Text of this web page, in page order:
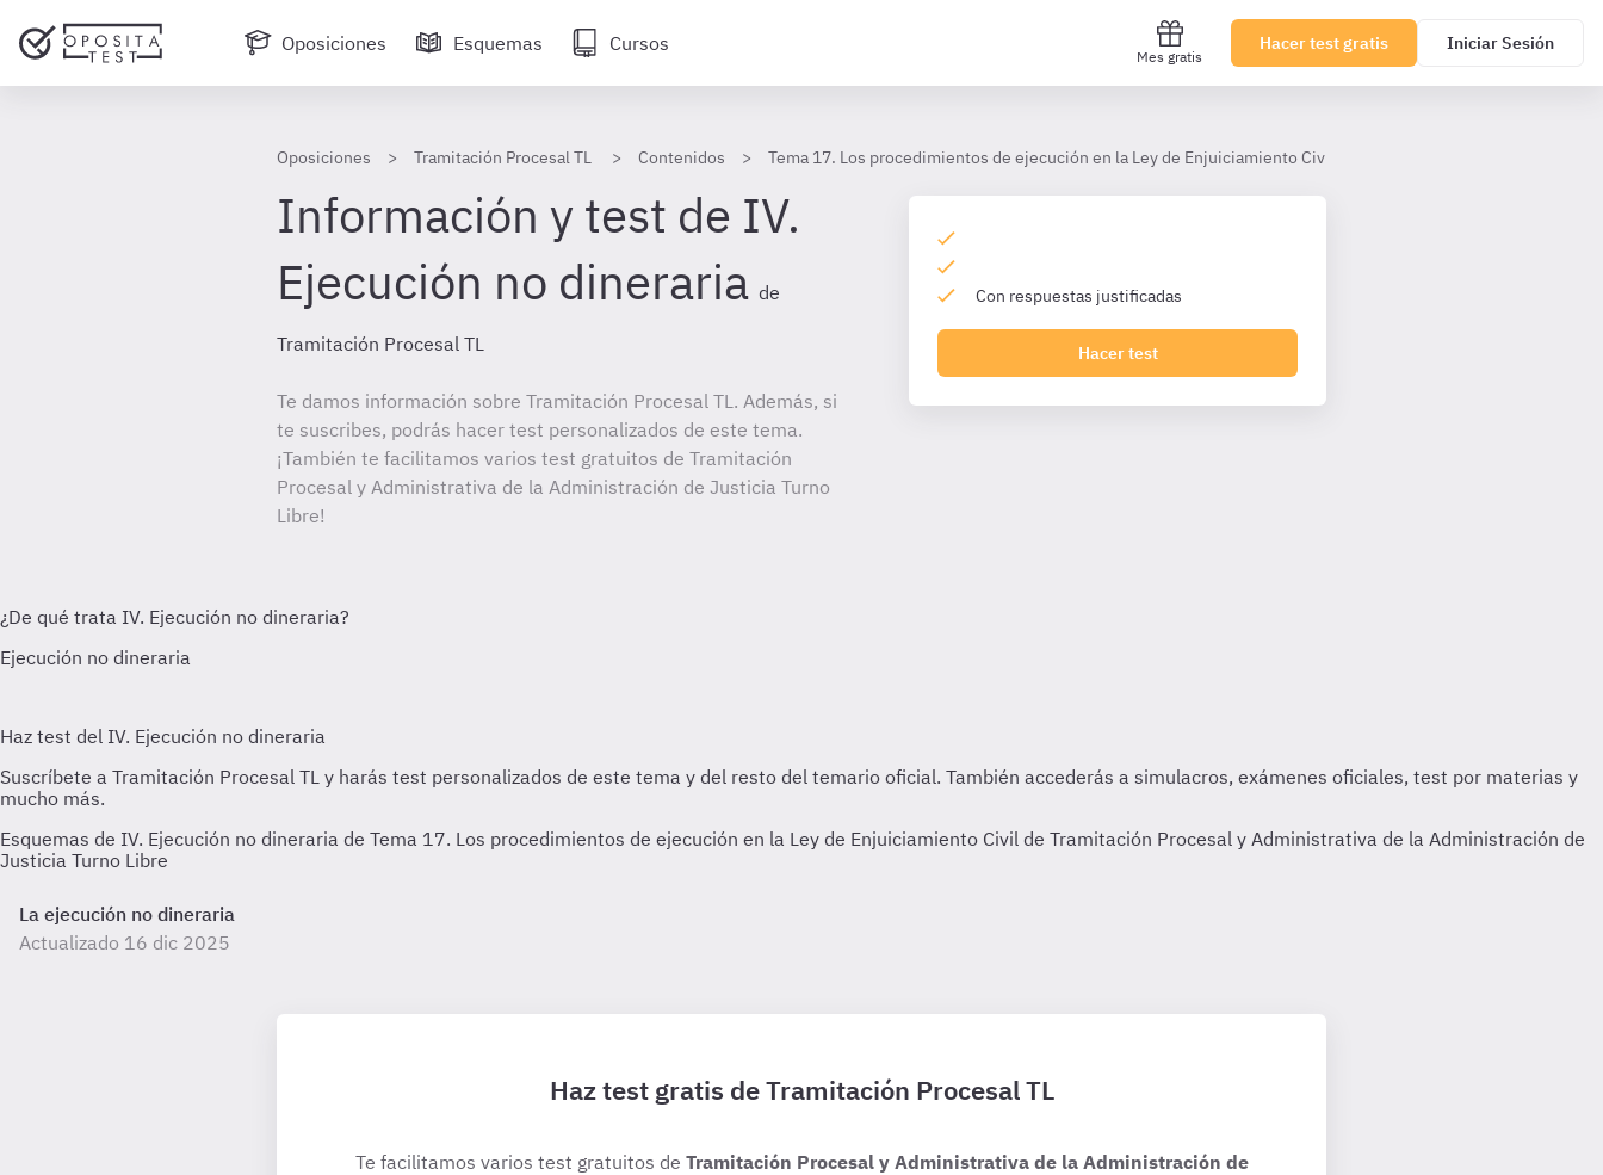
Oposiciones Esquemas Cursos
Mes gratis
Hacer test gratis Iniciar Sesión
Oposiciones Tramitación Procesal TL Contenidos Tema 17. Los procedimientos de ejecución en la Ley de Enjuiciamiento Civil
Información y test de IV.
Ejecución no dineraria de
Tramitación Procesal TL
Te damos información sobre Tramitación Procesal TL. Además, si
te suscribes, podrás hacer test personalizados de este tema.
¡También te facilitamos varios test gratuitos de Tramitación
Procesal y Administrativa de la Administración de Justicia Turno
Libre!
Con respuestas justificadas
Hacer test
Esquemas de IV. Ejecución no dineraria de Tema 17. Los procedimientos de ejecución en la Ley de Enjuiciamiento Civil de Tramitación Procesal y Administrativa de la Administración de
Justicia Turno Libre
La ejecución no dineraria
Actualizado 16 dic 2025
Haz test gratis de Tramitación Procesal TL
Te facilitamos varios test gratuitos de Tramitación Procesal y Administrativa de la Administración de